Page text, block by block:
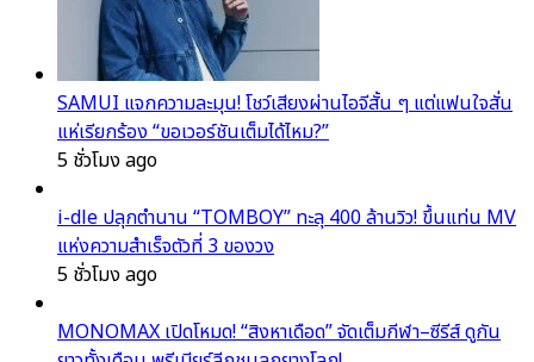
SAMUI แจกความละมุน! โชว์เสียงผ่านไอจีสั้น ๆ แต่แฟนใจสั่น
แห่เรียกร้อง “ขอเวอร์ชันเต็มได้ไหม?”
5 ชั่วโมง ago
i-dle ปลุกตำนาน “TOMBOY” ทะลุ 400 ล้านวิว! ขึ้นแท่น MV
แห่งความสำเร็จตัวที่ 3 ของวง
5 ชั่วโมง ago
MONOMAX เปิดโหมด! “สิงหาเดือด” จัดเต็มกีฬา–ซีรีส์ ดูกัน